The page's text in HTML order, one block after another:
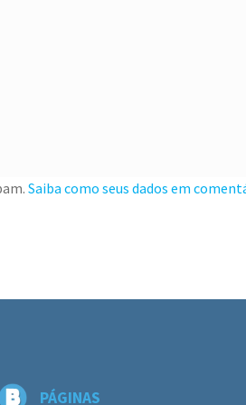
Saiba como seus dados em
PÁGINAS